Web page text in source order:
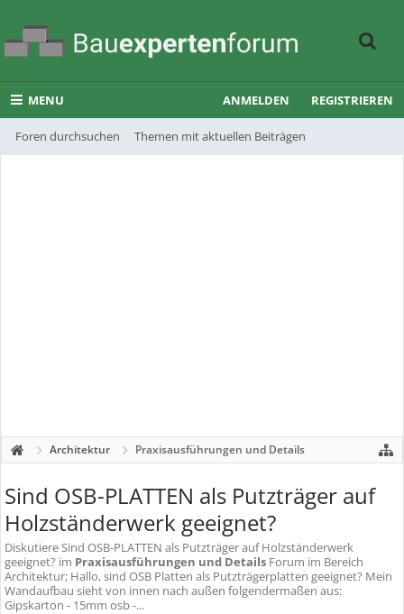
MENU
Foren durchsuchen Themen mit aktuellen Beiträgen
ANMELDEN REGISTRIEREN
Architektur Praxisausführungen und Details
Sind OSB-PLATTEN als Putzträger auf
Holzständerwerk geeignet?
DiskutiereSind OSB-PLATTEN als Putzträger auf Holzständerwerk
geeignet? im Praxisausführungen und Details Forum im Bereich
Architektur; Hallo, sind OSB Platten als Putzträgerplatten geeignet? Mein
Wandaufbau sieht von innen nach außen folgendermaßen aus:
Gipskarton - 15mm osb -...